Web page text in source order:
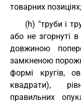
товарних позиціях;
(h) "труби і
або не згорнуті
довжиною
замкненою
формі кругів,
квадрати),
правильних